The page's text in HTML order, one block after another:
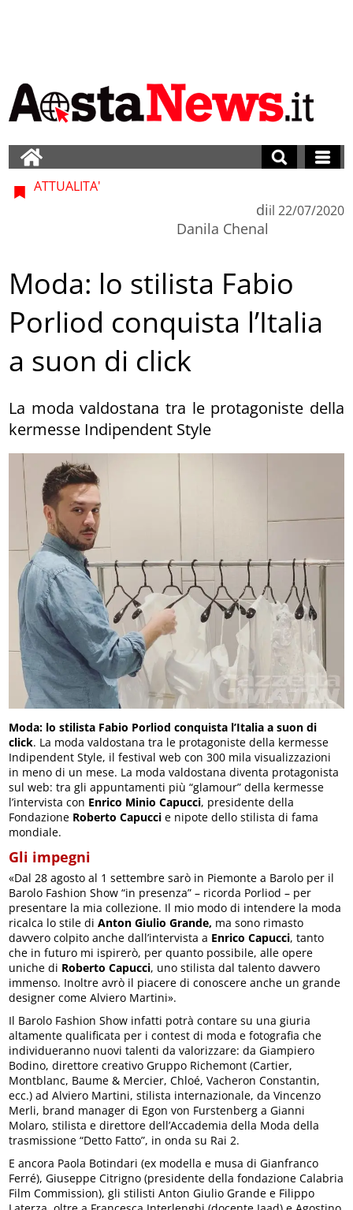
ATTUALITA'
di
Danila Chenal
il 22/07/2020
Moda: lo stilista Fabio
Porliod conquista l’Italia
a suon di click
La moda valdostana tra le protagoniste della
kermesse Indipendent Style
Moda: lo stilista Fabio Porliod conquista l’Italia a suon di
click. La moda valdostana tra le protagoniste della kermesse
Indipendent Style, il festival web con 300 mila visualizzazioni
in meno di un mese. La moda valdostana diventa protagonista
sul web: tra gli appuntamenti più “glamour” della kermesse
l’intervista con Enrico Minio Capucci, presidente della
Fondazione Roberto Capucci e nipote dello stilista di fama
mondiale.
Gli impegni
«Dal 28 agosto al 1 settembre sarò in Piemonte a Barolo per il
Barolo Fashion Show “in presenza” – ricorda Porliod – per
presentare la mia collezione. Il mio modo di intendere la moda
ricalca lo stile diAnton Giulio Grande, ma sono rimasto
davvero colpito anche dall’intervista a Enrico Capucci, tanto
che in futuro mi ispirerò, per quanto possibile, alle opere
uniche di Roberto Capucci, uno stilista dal talento davvero
immenso. Inoltre avrò il piacere di conoscere anche un grande
designer come Alviero Martini».
Il Barolo Fashion Show infatti potrà contare su una giuria
altamente qualificata per i contest di moda e fotografia che
individueranno nuovi talenti da valorizzare: da Giampiero
Bodino, direttore creativo Gruppo Richemont (Cartier,
Montblanc, Baume & Mercier, Chloé, Vacheron Constantin,
ecc.) ad Alviero Martini, stilista internazionale, da Vincenzo
Merli, brand manager di Egon von Furstenberg a Gianni
Molaro, stilista e direttore dell’Accademia della Moda della
trasmissione “Detto Fatto”, in onda su Rai 2.
E ancora Paola Botindari (ex modella e musa di Gianfranco
Ferré), Giuseppe Citrigno (presidente della fondazione Calabria
Film Commission), gli stilisti Anton Giulio Grande e Filippo